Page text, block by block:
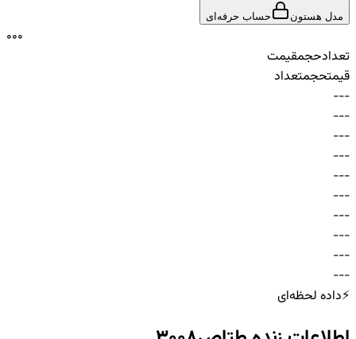
مدل هستون حساب حرفه‌ای
000
تعدادحجمقیمت
قیمتحجمتعداد
-
-
-
-
-
-
-
-
-
-
-
-
-
-
-
-
-
-
-
-
-
-
-
-
-
-
-
-
-
-
⚡داده لحظه‌ای